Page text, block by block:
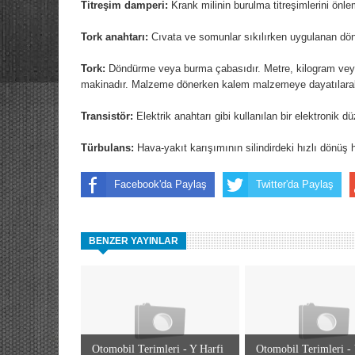
Titreşim damperi: Krank milinin burulma titreşimlerini
Tork anahtarı: Cıvata ve somunlar sıkılırken uygulanan
Tork: Döndürme veya burma çabasıdır. Metre, kilogram
makinadır. Malzeme dönerken kalem malzemeye
Transistör: Elektrik anahtarı gibi kullanılan bir elektronik
Türbulans: Hava-yakıt karışımının silindirdeki hızlı dönüş
Facebook'da Paylaş Twitter'da Paylaş
BENZER YAYINLAR
Otomobil Terimleri - Y Harfi Otomobil Terimleri -